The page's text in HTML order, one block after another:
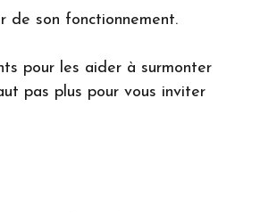
de son fonctionnement.
pour les aider à surmonter
pas plus pour vous inviter